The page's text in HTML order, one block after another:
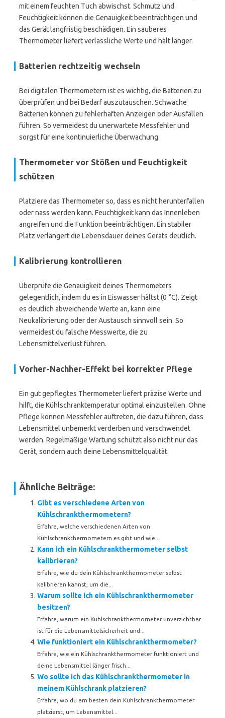
mit einem feuchten Tuch abwischst. Schmutz und
Feuchtigkeit können die Genauigkeit beeinträchtigen und
das Gerät langfristig beschädigen. Ein sauberes
Thermometer liefert verlässliche Werte und hält länger.
Batterien rechtzeitig wechseln
Bei digitalen Thermometern ist es wichtig, die Batterien zu
überprüfen und bei Bedarf auszutauschen. Schwache
Batterien können zu fehlerhaften Anzeigen oder Ausfällen
führen. So vermeidest du unerwartete Messfehler und
sorgst für eine kontinuierliche Überwachung.
Thermometer vor Stößen und Feuchtigkeit
schützen
Platziere das Thermometer so, dass es nicht herunterfallen
oder nass werden kann. Feuchtigkeit kann das Innenleben
angreifen und die Funktion beeinträchtigen. Ein stabiler
Platz verlängert die Lebensdauer deines Geräts deutlich.
Kalibrierung kontrollieren
Überprüfe die Genauigkeit deines Thermometers
gelegentlich, indem du es in Eiswasser hältst (0 °C). Zeigt
es deutlich abweichende Werte an, kann eine
Neukalibrierung oder der Austausch sinnvoll sein. So
vermeidest du falsche Messwerte, die zu
Lebensmittelverlust führen.
Vorher-Nachher-Effekt bei korrekter Pflege
Ein gut gepflegtes Thermometer liefert präzise Werte und
hilft, die Kühlschranktemperatur optimal einzustellen. Ohne
Pflege können Messfehler auftreten, die dazu führen, dass
Lebensmittel unbemerkt verderben und verschwendet
werden. Regelmäßige Wartung schützt also nicht nur das
Gerät, sondern auch deine Lebensmittelqualität.
Ähnliche Beiträge:
Gibt es verschiedene Arten von
Kühlschrankthermometern?
Erfahre, welche verschiedenen Arten von
Kühlschrankthermometern es gibt und wie...
Kann ich ein Kühlschrankthermometer selbst
kalibrieren?
Erfahre, wie du dein Kühlschrankthermometer selbst
kalibrieren kannst, um die...
Warum sollte ich ein Kühlschrankthermometer
besitzen?
Erfahre, warum ein Kühlschrankthermometer unverzichtbar
ist für die Lebensmittelsicherheit und...
Wie funktioniert ein Kühlschrankthermometer?
Erfahre, wie ein Kühlschrankthermometer funktioniert und
deine Lebensmittel länger frisch...
Wo sollte ich das Kühlschrankthermometer in
meinem Kühlschrank platzieren?
Erfahre, wo du am besten dein Kühlschrankthermometer
platzierst, um Lebensmittel...